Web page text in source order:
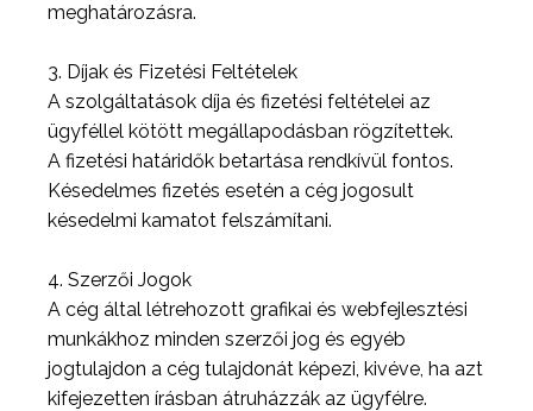
meghatározásra.
3. Díjak és Fizetési Feltételek
A szolgáltatások díja és fizetési feltételei az
ügyféllel kötött megállapodásban rögzítettek.
A fizetési határidők betartása rendkívül fontos.
Késedelmes fizetés esetén a cég jogosult
késedelmi kamatot felszámítani.
4. Szerzői Jogok
A cég által létrehozott grafikai és webfejlesztési
munkákhoz minden szerzői jog és egyéb
jogtulajdon a cég tulajdonát képezi, kivéve, ha azt
kifejezetten írásban átruházzák az ügyfélre.